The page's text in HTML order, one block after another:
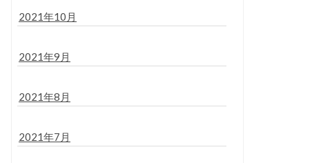
2021年10月
2021年9月
2021年8月
2021年7月